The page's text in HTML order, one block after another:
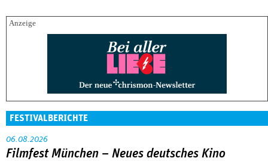
FESTIVALBERICHTE
06.08.2026
Filmfest München – Neues deutsches Kino